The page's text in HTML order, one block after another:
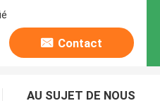
Contact
AU SUJET DE NOUS